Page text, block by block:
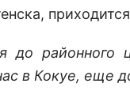
до районного
в Кокуе, еще